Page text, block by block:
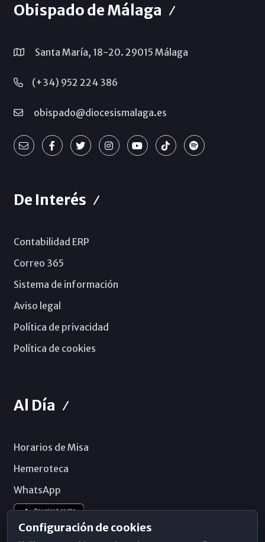
Obispado de Málaga
Santa María, 18-20. 29015 Málaga
(+34) 952 224 386
obispado@diocesismalaga.es
De Interés
Contabilidad ERP
Correo 365
Sistema de información
Aviso legal
Política de privacidad
Política de cookies
Al Día
Horarios de Misa
Hemeroteca
WhatsApp
Configuración de cookies